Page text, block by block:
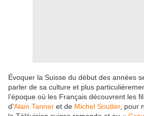
Évoquer la Suisse du début des années
parler de sa culture et plus
l’époque où les Français découvrent les
d’Alain Tanner et de Michel Soutter, pour